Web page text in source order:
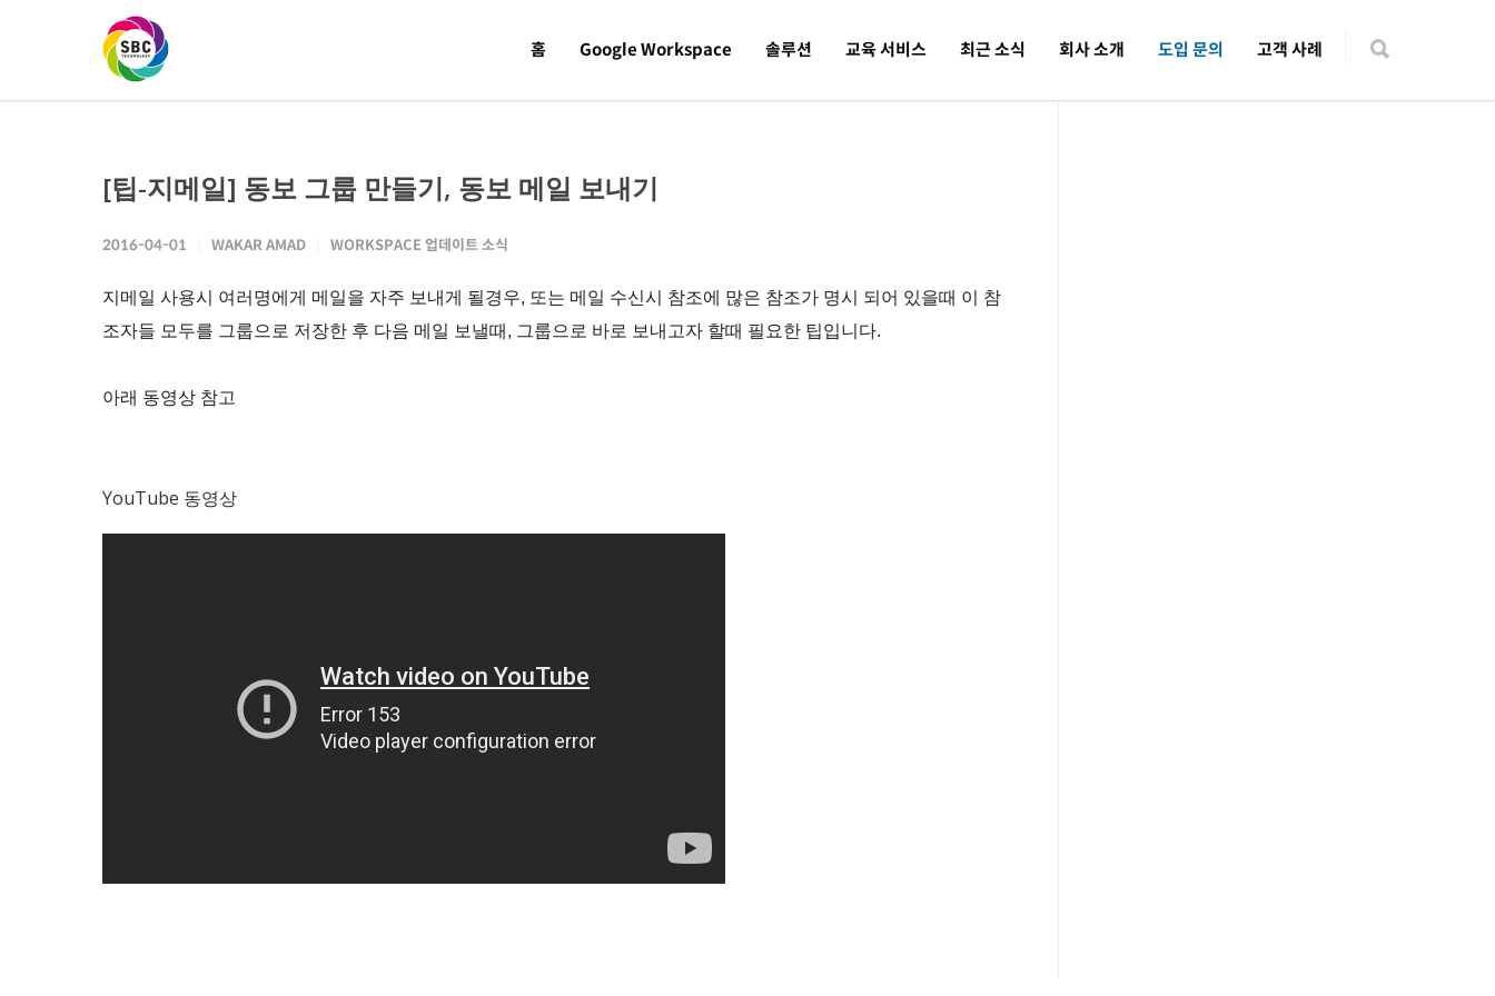
홈 Google Workspace 솔루션 교육 서비스 최근 소식 회사 소개 도입 문의 고객 사례
[팁-지메일] 동보 그룹 만들기, 동보 메일 보내기
2016-04-01 WAKAR AMAD WORKSPACE 업데이트 소식
지메일 사용시 여러명에게 메일을 자주 보내게 될경우, 또는 메일 수신시 참조에 많은 참조가 명시 되어 있을때 이 참
조자들 모두를 그룹으로 저장한 후 다음 메일 보낼때, 그룹으로 바로 보내고자 할때 필요한 팁입니다.
아래 동영상 참고
YouTube 동영상